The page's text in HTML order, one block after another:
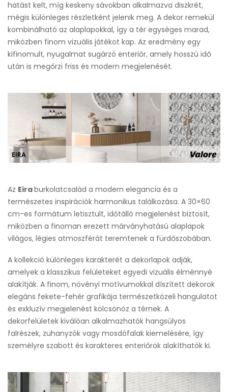
hatást kelt, míg keskeny sávokban alkalmazva diszkrét,
mégis különleges részletként jelenik meg. A dekor remekül
kombinálható az alaplapokkal, így a tér egységes marad,
miközben finom vizuális játékot kap. Az eredmény egy
kifinomult, nyugalmat sugárzó enteriőr, amely hosszú idő
után is megőrzi friss és modern megjelenését.
Az Eiraburkolatcsalád a modern elegancia és a
természetes inspirációk harmonikus találkozása. A 30×60
cm-es formátum letisztult, időtálló megjelenést biztosít,
miközben a finoman erezett márványhatású alaplapok
világos, légies atmoszférát teremtenek a fürdőszobában.
A kollekció különleges karakterét a dekorlapok adják,
amelyek a klasszikus felületeket egyedi vizuális élménnyé
alakítják. A finom, növényi motívumokkal díszített dekorok
elegáns fekete-fehér grafikája természetközeli hangulatot
és exkluzív megjelenést kölcsönöz a térnek. A
dekorfelületek kiválóan alkalmazhatók hangsúlyos
falrészek, zuhanyzók vagy mosdófalak kiemelésére, így
személyre szabott és karakteres enteriőrök alakíthatók ki.